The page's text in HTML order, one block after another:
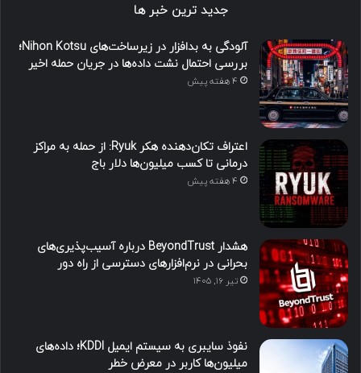
جدید ترین خبر ها
آلودگی به بدافزار در زیرساخت‌های Nihon Kotsu؛
بررسی احتمال نشت داده‌ها در جریان حمله اخیر
4 هفته پیش
اعتراف تکان‌دهنده هکر Ryuk: از حمله به مراکز
درمانی تا کسب میلیون‌ها دلار باج
4 هفته پیش
هشدار BeyondTrust درباره آسیب‌پذیری‌های
بحرانی در نرم‌افزارهای دسترسی از راه دور
تیر ۱۶, ۱۴۰۵
نفوذ سایبری به سیستم ایمیل KDDI؛ داده‌های
میلیون‌ها کاربر در معرض خطر